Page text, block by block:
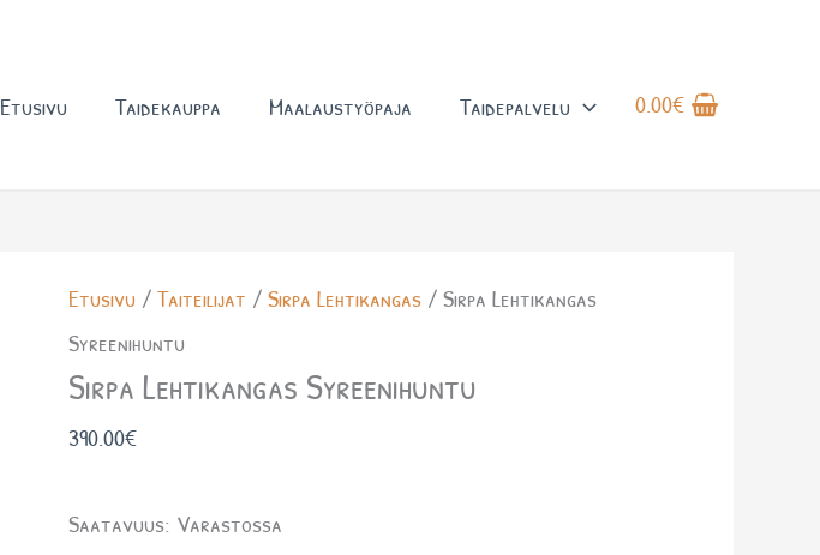
Etusivu Taidekauppa Maalaustyöpaja Taidepalvelu 0.00€
Etusivu /Taiteilijat /Sirpa Lehtikangas / Sirpa Lehtikangas
Syreenihuntu
Sirpa Lehtikangas Syreenihuntu
390.00€
Saatavuus: Varastossa
Lehtikangas
Syreenihuntu
määrä